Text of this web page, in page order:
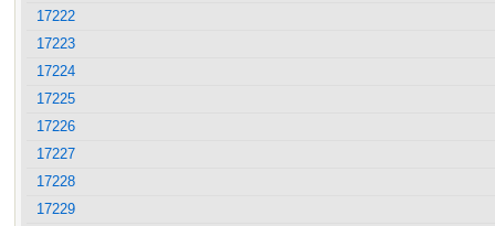
17222
17223
17224
17225
17226
17227
17228
17229